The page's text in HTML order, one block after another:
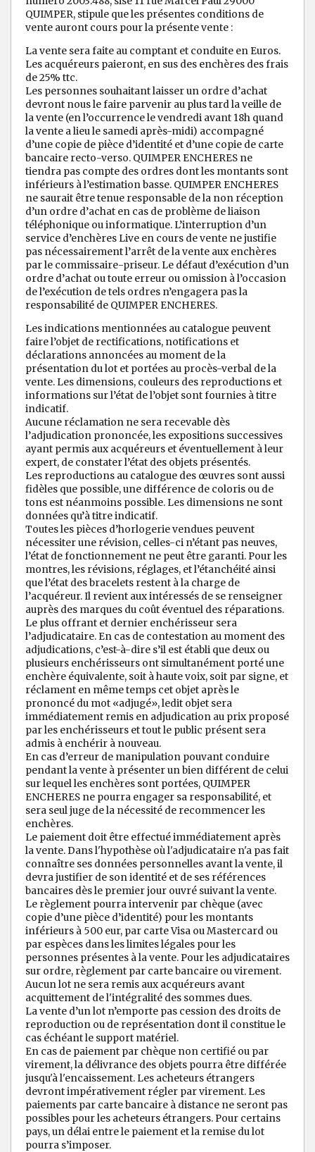
QUIMPER, stipule que les présentes conditions de
vente auront cours pour la présente vente :
La vente sera faite au comptant et conduite en Euros.
Les acquéreurs paieront, en sus des enchères des frais
de 25% ttc.
Les personnes souhaitant laisser un ordre d’achat
devront nous le faire parvenir au plus tard la veille de
la vente (en l’occurrence le vendredi avant 18h quand
la vente a lieu le samedi après-midi) accompagné
d’une copie de pièce d’identité et d’une copie de carte
bancaire recto-verso. QUIMPER ENCHERES ne
tiendra pas compte des ordres dont les montants sont
inférieurs à l’estimation basse. QUIMPER ENCHERES
ne saurait être tenue responsable de la non réception
d’un ordre d’achat en cas de problème de liaison
téléphonique ou informatique. L’interruption d’un
service d’enchères Live en cours de vente ne justifie
pas nécessairement l’arrêt de la vente aux enchères
par le commissaire-priseur. Le défaut d’exécution d’un
ordre d’achat ou toute erreur ou omission à l’occasion
de l’exécution de tels ordres n’engagera pas la
responsabilité de QUIMPER ENCHERES.
Les indications mentionnées au catalogue peuvent
faire l’objet de rectifications, notifications et
déclarations annoncées au moment de la
présentation du lot et portées au procès-verbal de la
vente. Les dimensions, couleurs des reproductions et
informations sur l’état de l’objet sont fournies à titre
indicatif.
Aucune réclamation ne sera recevable dès
l’adjudication prononcée, les expositions successives
ayant permis aux acquéreurs et éventuellement à leur
expert, de constater l’état des objets présentés.
Les reproductions au catalogue des œuvres sont aussi
fidèles que possible, une différence de coloris ou de
tons est néanmoins possible. Les dimensions ne sont
données qu’à titre indicatif.
Toutes les pièces d’horlogerie vendues peuvent
nécessiter une révision, celles-ci n’étant pas neuves,
l’état de fonctionnement ne peut être garanti. Pour les
montres, les révisions, réglages, et l’étanchéité ainsi
que l’état des bracelets restent à la charge de
l’acquéreur. Il revient aux intéressés de se renseigner
auprès des marques du coût éventuel des réparations.
Le plus offrant et dernier enchérisseur sera
l’adjudicataire. En cas de contestation au moment des
adjudications, c’est-à-dire s’il est établi que deux ou
plusieurs enchérisseurs ont simultanément porté une
enchère équivalente, soit à haute voix, soit par signe, et
réclament en même temps cet objet après le
prononcé du mot «adjugé», ledit objet sera
immédiatement remis en adjudication au prix proposé
par les enchérisseurs et tout le public présent sera
admis à enchérir à nouveau.
En cas d’erreur de manipulation pouvant conduire
pendant la vente à présenter un bien différent de celui
sur lequel les enchères sont portées, QUIMPER
ENCHERES ne pourra engager sa responsabilité, et
sera seul juge de la nécessité de recommencer les
enchères.
Le paiement doit être effectué immédiatement après
la vente. Dans l'hypothèse où l'adjudicataire n'a pas fait
connaître ses données personnelles avant la vente, il
devra justifier de son identité et de ses références
bancaires dès le premier jour ouvré suivant la vente.
Le règlement pourra intervenir par chèque (avec
copie d’une pièce d’identité) pour les montants
inférieurs à 500 eur, par carte Visa ou Mastercard ou
par espèces dans les limites légales pour les
personnes présentes à la vente. Pour les adjudicataires
sur ordre, règlement par carte bancaire ou virement.
Aucun lot ne sera remis aux acquéreurs avant
acquittement de l'intégralité des sommes dues.
La vente d’un lot n’emporte pas cession des droits de
reproduction ou de représentation dont il constitue le
cas échéant le support matériel.
En cas de paiement par chèque non certifié ou par
virement, la délivrance des objets pourra être différée
jusqu'à l'encaissement. Les acheteurs étrangers
devront impérativement régler par virement. Les
paiements par carte bancaire à distance ne seront pas
possibles pour les acheteurs étrangers. Pour certains
pays, un délai entre le paiement et la remise du lot
pourra s’imposer.